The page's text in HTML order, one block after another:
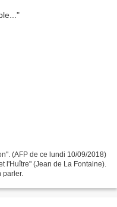
(AFP de ce lundi 10/09/2018)
l'Huître" (Jean de La Fontaine).
parler.